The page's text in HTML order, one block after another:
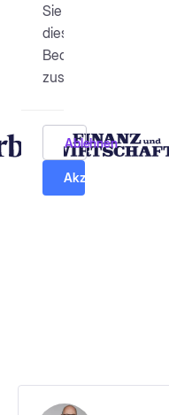
Sie
diesen
Bedingungen
zustimmen.
Ablehnen
Akzeptieren &